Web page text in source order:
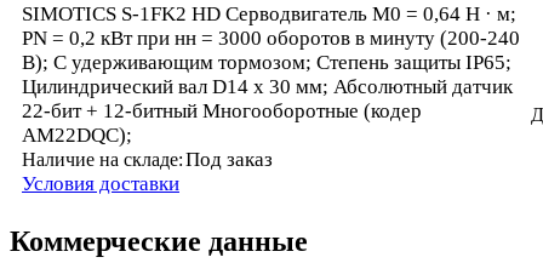
SIMOTICS S-1FK2 HD Серводвигатель М0 = 0,64 Н · м;
PN = 0,2 кВт при нн = 3000 оборотов в минуту (200-240
В); С удерживающим тормозом; Степень защиты IP65;
Цилиндрический вал D14 х 30 мм; Абсолютный датчик
22-бит + 12-битный Многооборотные (кодер
AM22DQC);
Наличие на складе:Под заказ
Условия доставки
Коммерческие данные